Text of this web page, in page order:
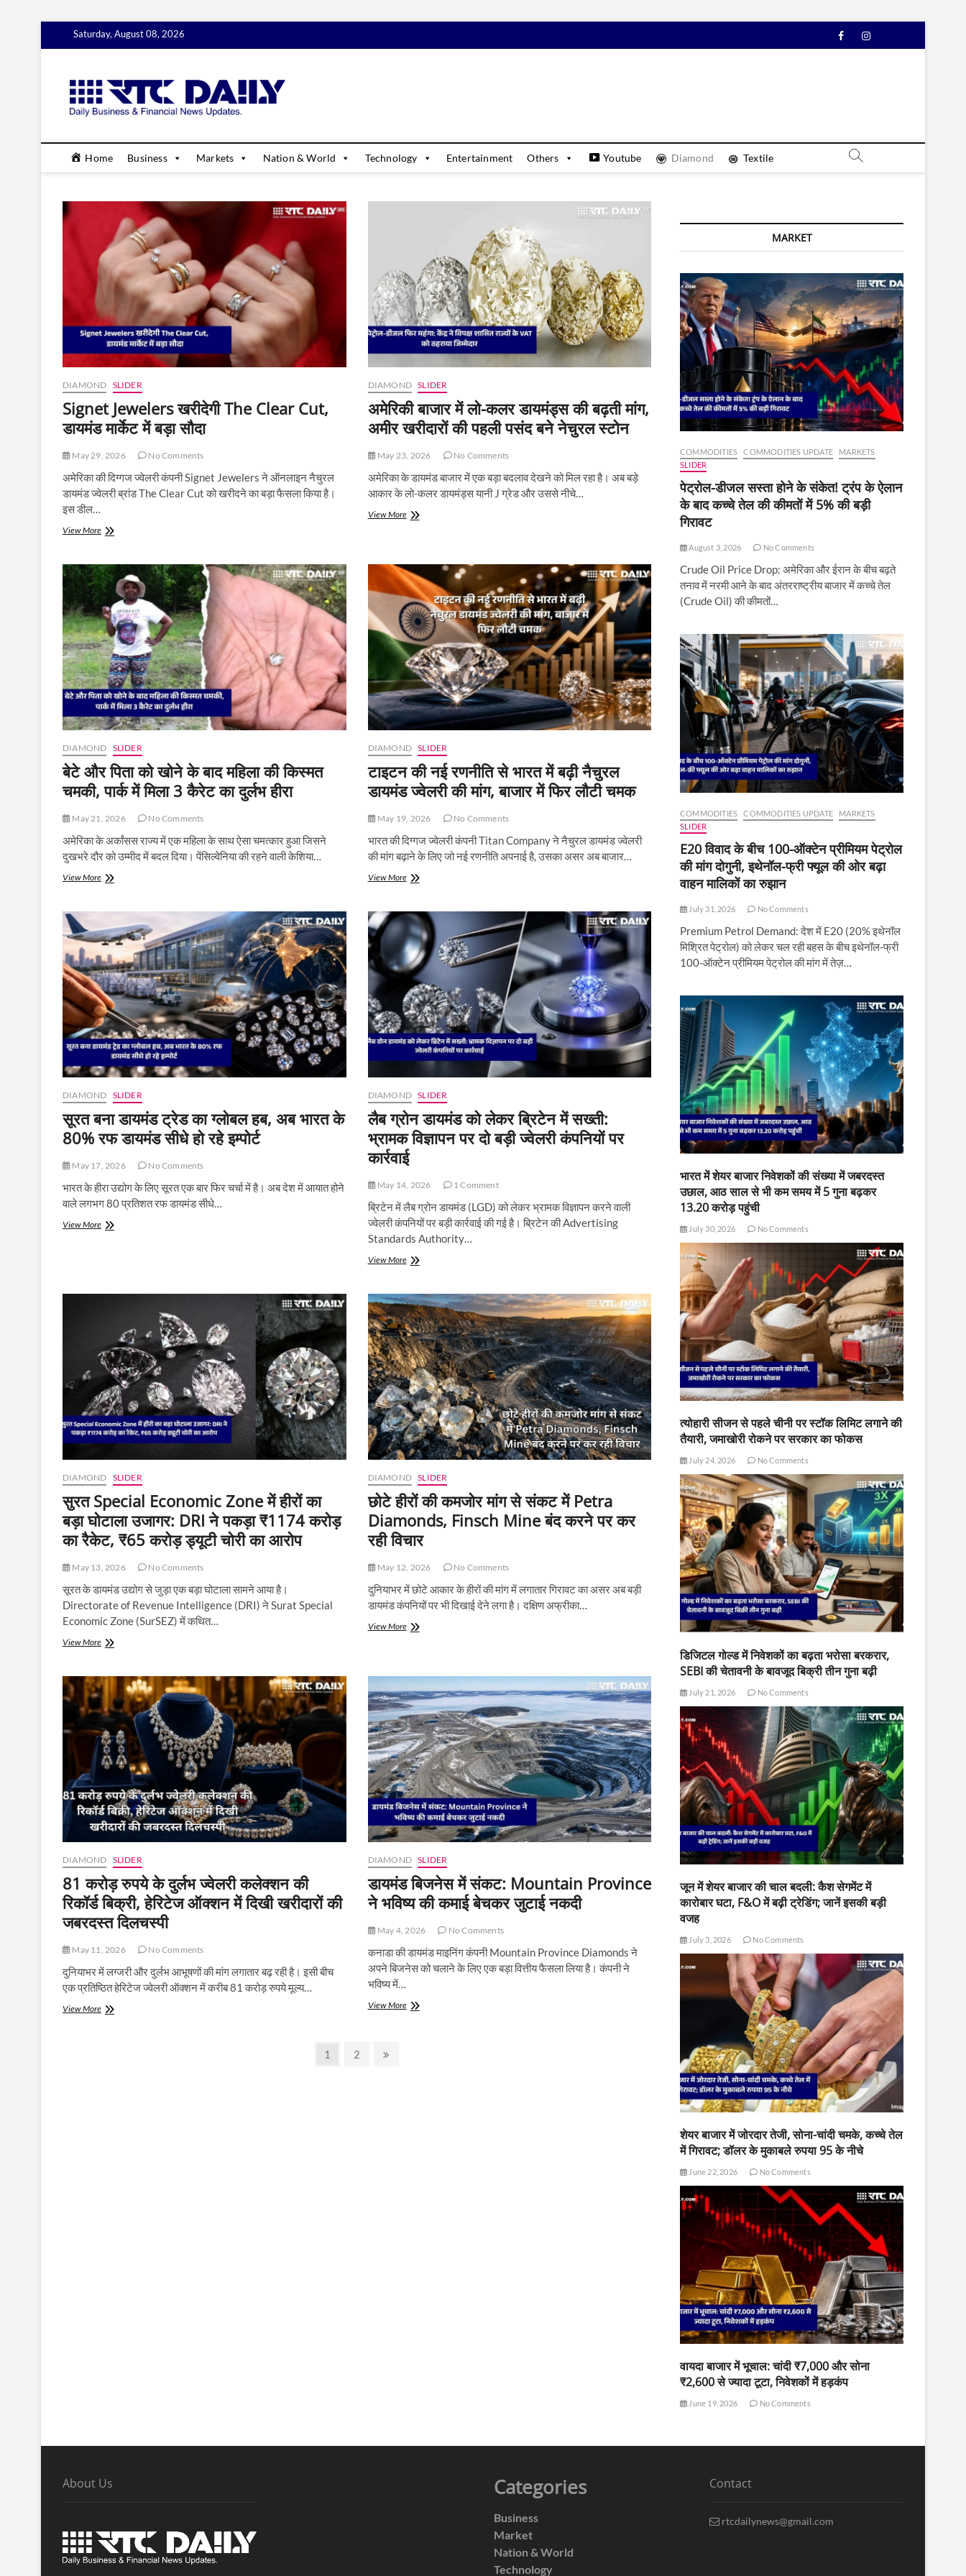
Saturday, August 08, 2026 FacebookInstagram
Home Business Markets Nation & World Technology Entertainment Others Youtube Diamond Textile
DIAMOND SLIDER
Signet Jewelers खरीदेगी The Clear Cut,
डायमंड मार्केट में बड़ा सौदा
May 29, 2026 No Comments
अमेरिका की दिग्गज ज्वेलरी कंपनी Signet Jewelers ने ऑनलाइन नैचुरल
डायमंड ज्वेलरी ब्रांड The Clear Cut को खरीदने का बड़ा फैसला किया है।
इस डील…
View MoreSignet
The
Clear
Cut,
डायमंड
मार्केट
में
बड़ा
सौदा
DIAMOND SLIDER
अमेरिकी बाजार में लो-कलर डायमंड्स की बढ़ती मांग,
अमीर खरीदारों की पहली पसंद बने नेचुरल स्टोन
May 23, 2026 No Comments
अमेरिका के डायमंड बाजार में एक बड़ा बदलाव देखने को मिल रहा है। अब बड़े
आकार के लो-कलर डायमंड्स यानी J ग्रेड और उससे नीचे…
View Moreअमेरिकी
कलर
डायमंड्स
की
बढ़ती
मांग,
अमीर
खरीदारों
की
पहली
पसंद
बने
नेचुरल
स्टोन
DIAMOND SLIDER
बेटे और पिता को खोने के बाद महिला की किस्मत
चमकी, पार्क में मिला 3 कैरेट का दुर्लभ हीरा
May 21, 2026 No Comments
अमेरिका के अर्कांसस राज्य में एक महिला के साथ ऐसा चमत्कार हुआ जिसने
दुखभरे दौर को उम्मीद में बदल दिया। पेंसिल्वेनिया की रहने वाली केशिया…
View Moreबेटे
खोने
के
बाद
महिला
की
किस्मत
चमकी,
पार्क
में
मिला
कैरेट
दुर्लभ
DIAMOND SLIDER
टाइटन की नई रणनीति से भारत में बढ़ी नैचुरल
डायमंड ज्वेलरी की मांग, बाजार में फिर लौटी चमक
May 19, 2026 No Comments
भारत की दिग्गज ज्वेलरी कंपनी Titan Company ने नैचुरल डायमंड ज्वेलरी
की मांग बढ़ाने के लिए जो नई रणनीति अपनाई है, उसका असर अब बाजार…
View Moreटाइटन
रणनीति
से
भारत
में
बढ़ी
नैचुरल
डायमंड
ज्वेलरी
की
मांग,
बाजार
चमक
DIAMOND SLIDER
सूरत बना डायमंड ट्रेड का ग्लोबल हब, अब भारत के
80% रफ डायमंड सीधे हो रहे इम्पोर्ट
May 17, 2026 No Comments
भारत के हीरा उद्योग के लिए सूरत एक बार फिर चर्चा में है। अब देश में आयात होने
वाले लगभग 80 प्रतिशत रफ डायमंड सीधे…
View Moreसूरत
80%
रफ
डायमंड
सीधे
हो
रहे
इम्पोर्ट
DIAMOND SLIDER
लैब ग्रोन डायमंड को लेकर ब्रिटेन में सख्ती:
भ्रामक विज्ञापन पर दो बड़ी ज्वेलरी कंपनियों पर
कार्रवाई
May 14, 2026 1 Comment
ब्रिटेन में लैब ग्रोन डायमंड (LGD) को लेकर भ्रामक विज्ञापन करने वाली
ज्वेलरी कंपनियों पर बड़ी कार्रवाई की गई है। ब्रिटेन की Advertising
Standards Authority…
View Moreलैब
को
लेकर
ब्रिटेन
में
सख्ती:
भ्रामक
विज्ञापन
पर
दो
बड़ी
ज्वेलरी
कंपनियों
पर
DIAMOND SLIDER
सुरत Special Economic Zone में हीरों का
बड़ा घोटाला उजागर: DRI ने पकड़ा ₹1174 करोड़
का रैकेट, ₹65 करोड़ ड्यूटी चोरी का आरोप
May 13, 2026 No Comments
सूरत के डायमंड उद्योग से जुड़ा एक बड़ा घोटाला सामने आया है।
Directorate of Revenue Intelligence (DRI) ने Surat Special
Economic Zone (SurSEZ) में कथित…
View Moreसुरत
Zone
हीरों
का
बड़ा
घोटाला
उजागर:
DRI
ने
पकड़ा
₹1174
करोड़
का
₹65
करोड़
ड्यूटी
चोरी
का
आरोप
DIAMOND SLIDER
छोटे हीरों की कमजोर मांग से संकट में Petra
Diamonds, Finsch Mine बंद करने पर कर
रही विचार
May 12, 2026 No Comments
दुनियाभर में छोटे आकार के हीरों की मांग में लगातार गिरावट का असर अब बड़ी
डायमंड कंपनियों पर भी दिखाई देने लगा है। दक्षिण अफ्रीका…
View Moreछोटे
मांग
से
संकट
में
Petra
Diamonds,
Finsch
Mine
बंद
करने
पर
कर
रही
विचार
DIAMOND SLIDER
81 करोड़ रुपये के दुर्लभ ज्वेलरी कलेक्शन की
रिकॉर्ड बिक्री, हेरिटेज ऑक्शन में दिखी खरीदारों की
जबरदस्त दिलचस्पी
May 11, 2026 No Comments
दुनियाभर में लग्जरी और दुर्लभ आभूषणों की मांग लगातार बढ़ रही है। इसी बीच
एक प्रतिष्ठित हेरिटेज ज्वेलरी ऑक्शन में करीब 81 करोड़ रुपये मूल्य…
View More81
DIAMOND SLIDER
डायमंड बिजनेस में संकट: Mountain Province
ने भविष्य की कमाई बेचकर जुटाई नकदी
May 4, 2026 No Comments
कनाडा की डायमंड माइनिंग कंपनी Mountain Province Diamonds ने
अपने बिजनेस को चलाने के लिए एक बड़ा वित्तीय फैसला लिया है। कंपनी ने
भविष्य में…
View Moreडायमंड
Page
1 Page
2
MARKET
COMMODITIES COMMODITIES UPDATE
MARKETS
SLIDER
पेट्रोल-डीजल सस्ता होने के संकेत! ट्रंप के ऐलान
के बाद कच्चे तेल की कीमतों में 5% की बड़ी
गिरावट
August 3, 2026 No Comments
Crude Oil Price Drop: अमेरिका और ईरान के बीच बढ़ते
तनाव में नरमी आने के बाद अंतरराष्ट्रीय बाजार में कच्चे तेल
(Crude Oil) की कीमतों…
COMMODITIES COMMODITIES UPDATE
MARKETS
SLIDER
E20 विवाद के बीच 100-ऑक्टेन प्रीमियम पेट्रोल
की मांग दोगुनी, इथेनॉल-फ्री फ्यूल की ओर बढ़ा
वाहन मालिकों का रुझान
July 31, 2026 No Comments
Premium Petrol Demand: देश में E20 (20% इथेनॉल
मिश्रित पेट्रोल) को लेकर चल रही बहस के बीच इथेनॉल-फ्री
100-ऑक्टेन प्रीमियम पेट्रोल की मांग में तेज़…
भारत में शेयर बाजार निवेशकों की संख्या में जबरदस्त
उछाल, आठ साल से भी कम समय में 5 गुना बढ़कर
13.20 करोड़ पहुंची
July 30, 2026 No Comments
त्योहारी सीजन से पहले चीनी पर स्टॉक लिमिट लगाने की
तैयारी, जमाखोरी रोकने पर सरकार का फोकस
July 24, 2026 No Comments
डिजिटल गोल्ड में निवेशकों का बढ़ता भरोसा बरकरार,
SEBI की चेतावनी के बावजूद बिक्री तीन गुना बढ़ी
July 21, 2026 No Comments
जून में शेयर बाजार की चाल बदली: कैश सेगमेंट में
कारोबार घटा, F&O में बढ़ी ट्रेडिंग; जानें इसकी बड़ी
वजह
July 3, 2026 No Comments
शेयर बाजार में जोरदार तेजी, सोना-चांदी चमके, कच्चे तेल
में गिरावट; डॉलर के मुकाबले रुपया 95 के नीचे
June 22, 2026 No Comments
वायदा बाजार में भूचाल: चांदी ₹7,000 और सोना
₹2,600 से ज्यादा टूटा, निवेशकों में हड़कंप
June 19, 2026 No Comments
About Us Categories
Business
Market
Nation & World
Technology
Contact
rtcdailynews@gmail.com